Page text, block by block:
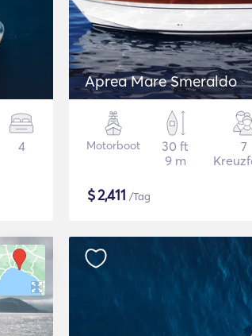
4
Aprea Mare Smeraldo
Motorboot
30 ft
9 m
7
$2,411 /Tag